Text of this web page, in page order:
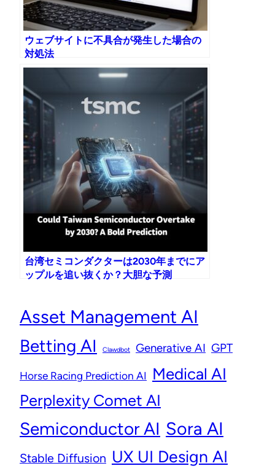
ウェブサイトに不具合が発生した場合の
対処法
台湾セミコンダクターは2030年までにア
ップルを追い抜くか？大胆な予測
Asset Management AI
Betting AI Clawdbot Generative AI GPT
Horse Racing Prediction AI Medical AI
Perplexity Comet AI
Semiconductor AI Sora AI
Stable Diffusion UX UI Design AI